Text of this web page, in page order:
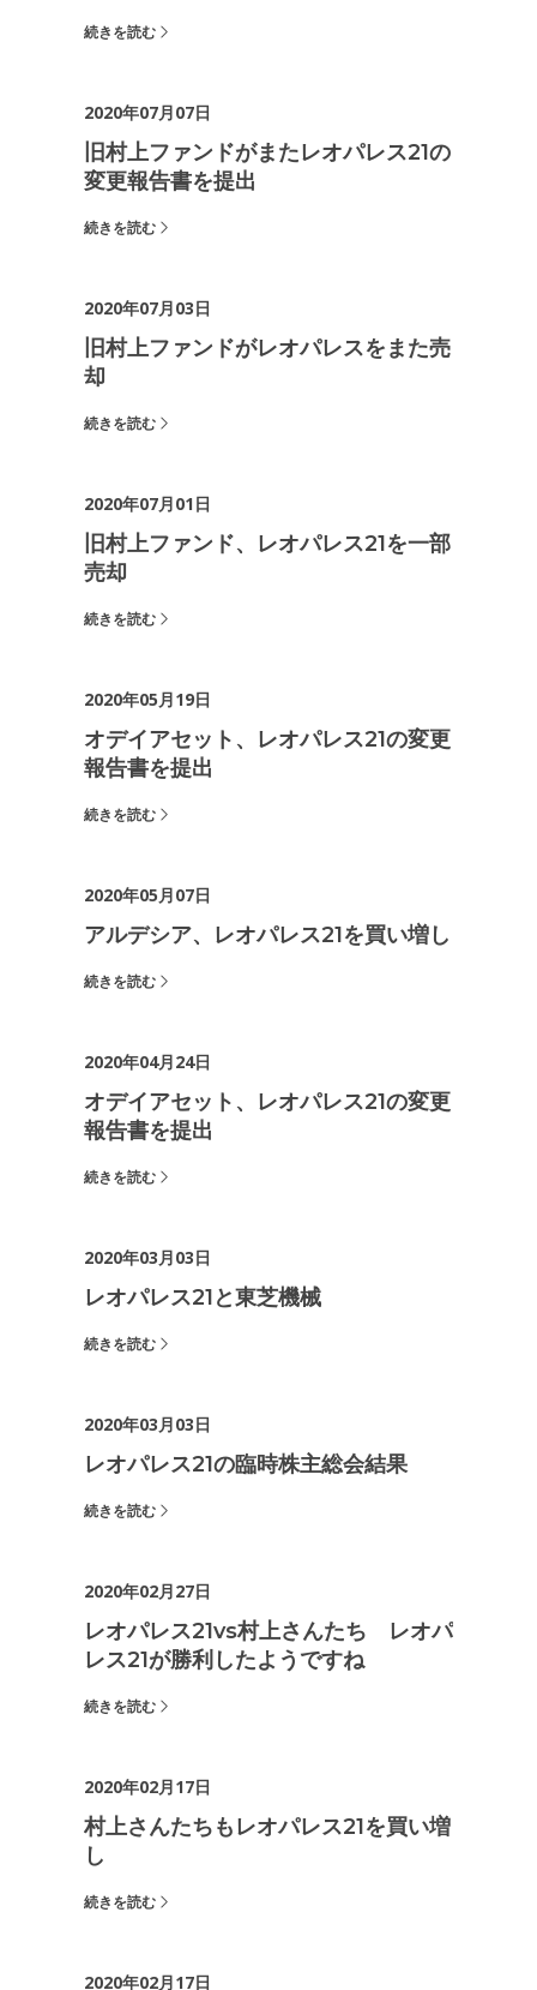
続きを読む
2020年07月07日
旧村上ファンドがまたレオパレス21の
変更報告書を提出
続きを読む
2020年07月03日
旧村上ファンドがレオパレスをまた売
却
続きを読む
2020年07月01日
旧村上ファンド、レオパレス21を一部
売却
続きを読む
2020年05月19日
オデイアセット、レオパレス21の変更
報告書を提出
続きを読む
2020年05月07日
アルデシア、レオパレス21を買い増し
続きを読む
2020年04月24日
オデイアセット、レオパレス21の変更
報告書を提出
続きを読む
2020年03月03日
レオパレス21と東芝機械
続きを読む
2020年03月03日
レオパレス21の臨時株主総会結果
続きを読む
2020年02月27日
レオパレス21vs村上さんたち レオパ
レス21が勝利したようですね
続きを読む
2020年02月17日
村上さんたちもレオパレス21を買い増
し
続きを読む
2020年02月17日